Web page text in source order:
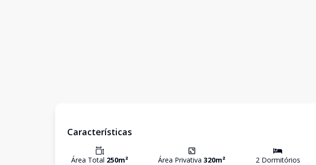
Características
Área Total 250m² Área Privativa320m² 2Dormitórios